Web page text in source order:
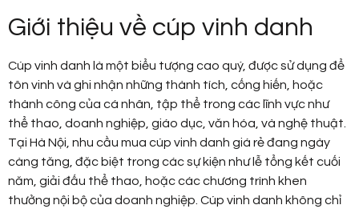
Giới thiệu về cúp vinh danh
Cúp vinh danh là một biểu tượng cao quý, được sử dụng để
tôn vinh và ghi nhận những thành tích, cống hiến, hoặc
thành công của cá nhân, tập thể trong các lĩnh vực như
thể thao, doanh nghiệp, giáo dục, văn hóa, và nghệ thuật.
Tại Hà Nội, nhu cầu mua cúp vinh danh giá rẻ đang ngày
càng tăng, đặc biệt trong các sự kiện như lễ tổng kết cuối
năm, giải đấu thể thao, hoặc các chương trình khen
thưởng nội bộ của doanh nghiệp. Cúp vinh danh không chỉ